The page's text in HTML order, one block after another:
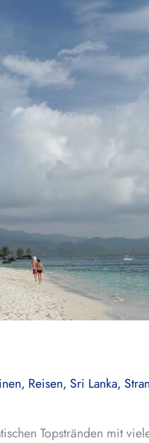
, Reisen, Sri Lanka,
Topstränden mit